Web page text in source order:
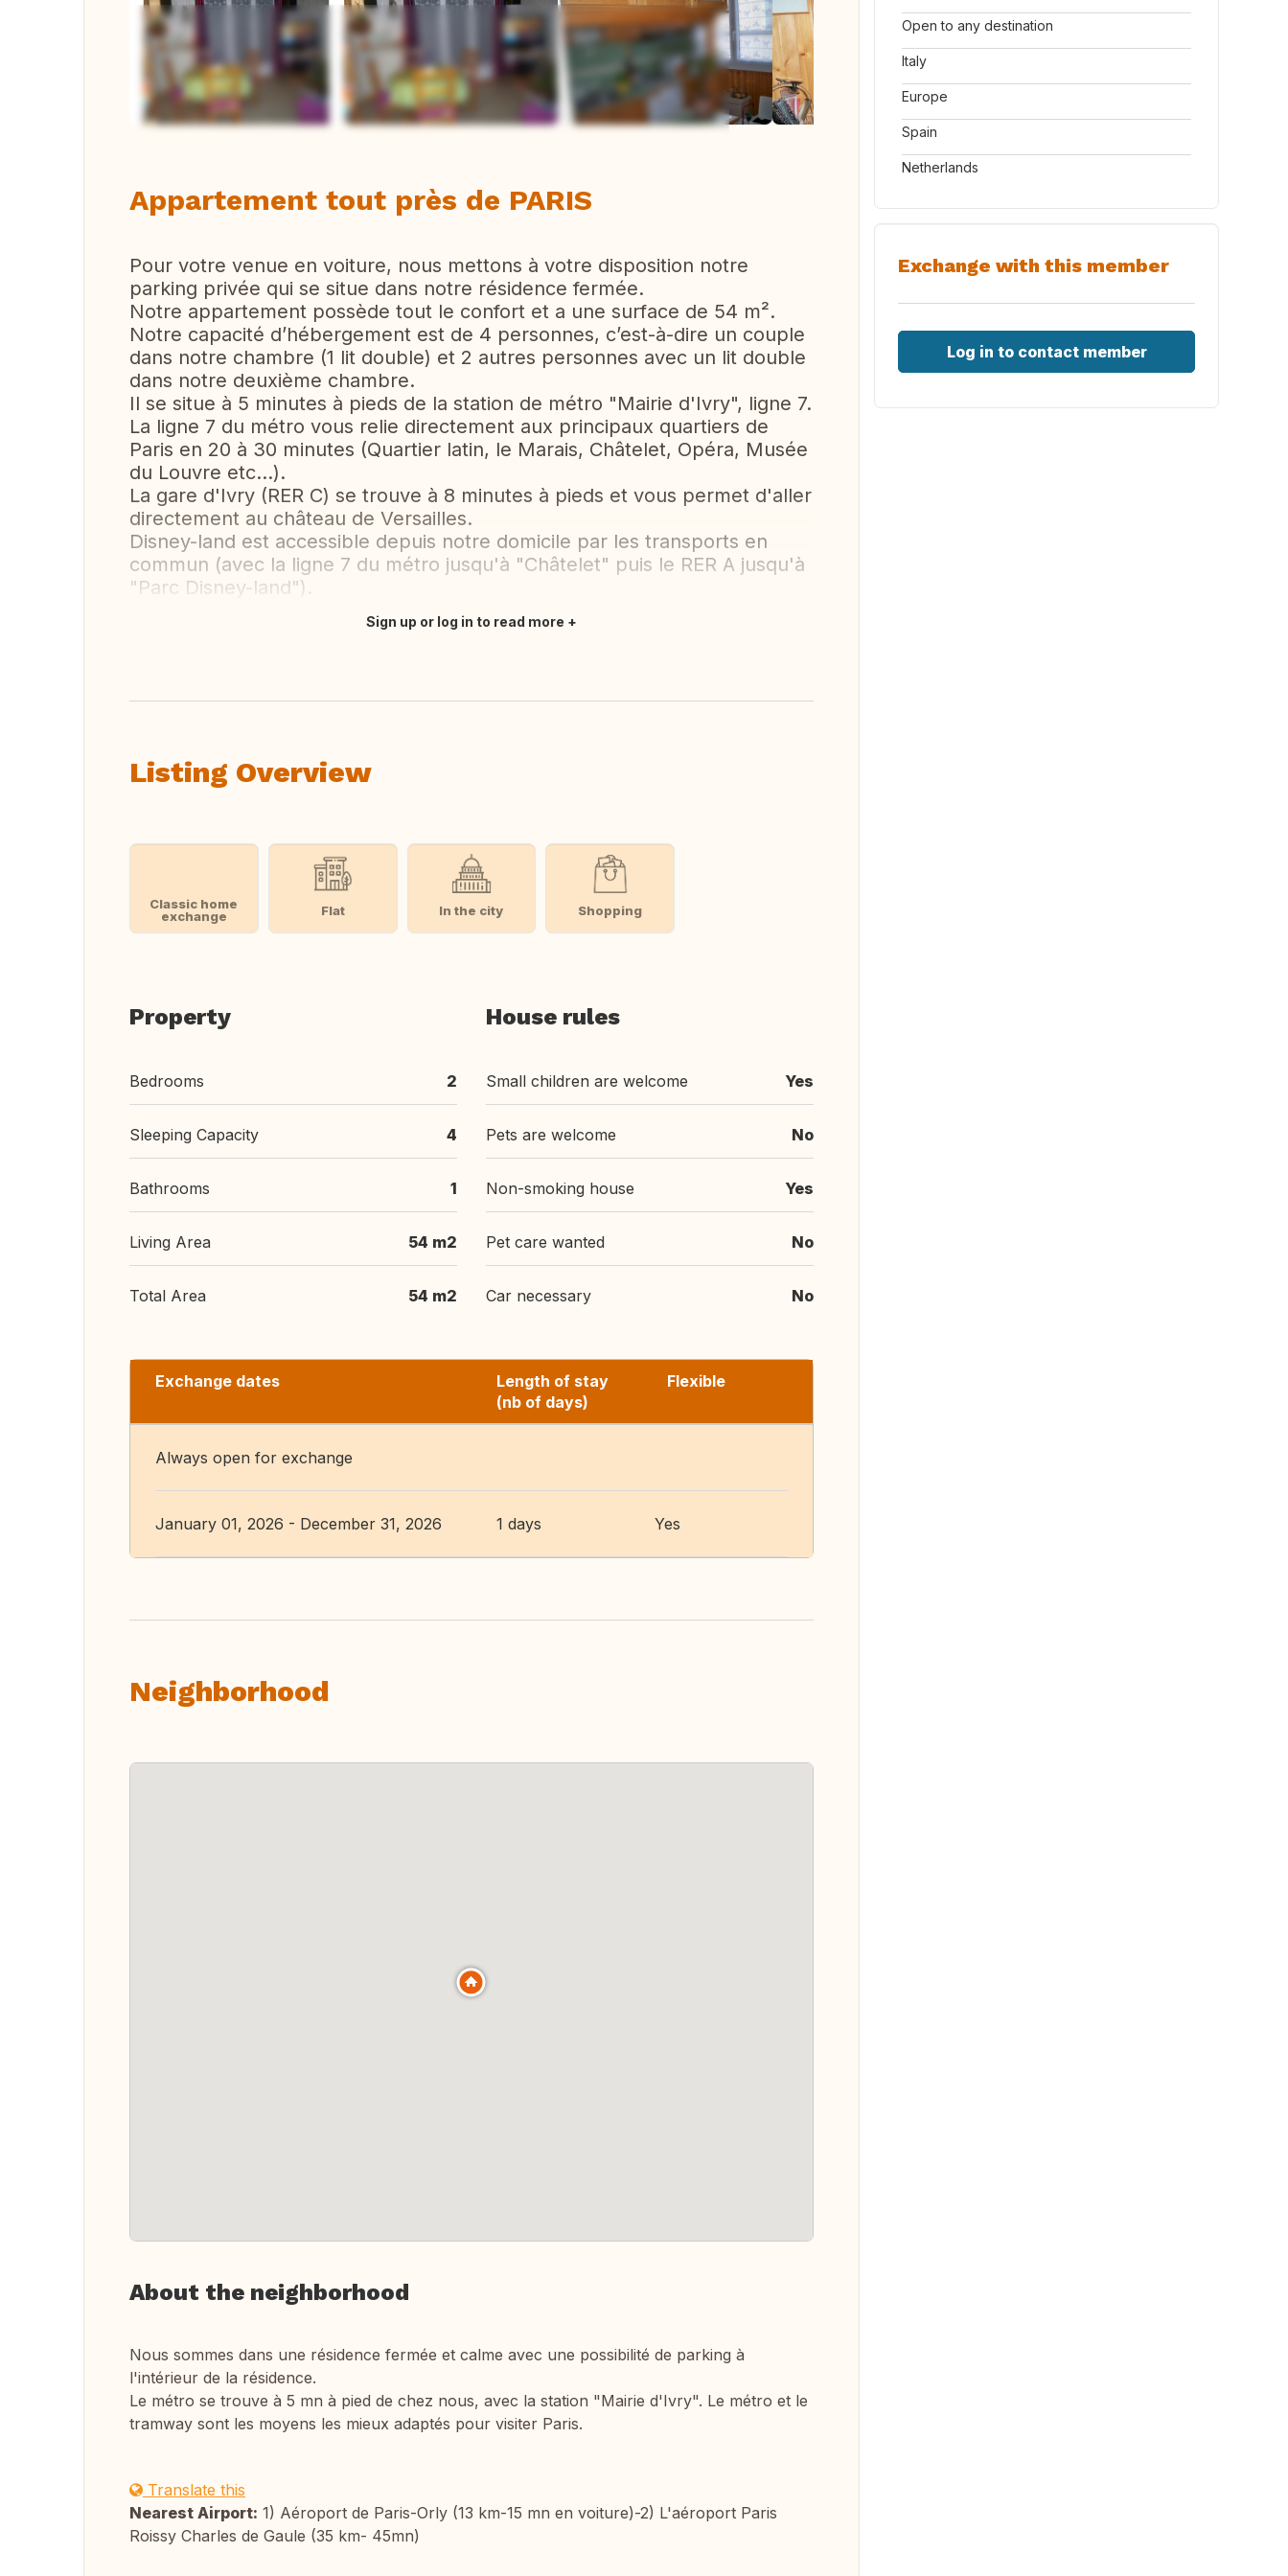
View all photos
Appartement tout près de PARIS
Pour votre venue en voiture, nous mettons à votre disposition notre
parking privée qui se situe dans notre résidence fermée.
Notre appartement possède tout le confort et a une surface de 54 m².
Notre capacité d’hébergement est de 4 personnes, c’est-à-dire un couple
dans notre chambre (1 lit double) et 2 autres personnes avec un lit double
dans notre deuxième chambre.
Il se situe à 5 minutes à pieds de la station de métro "Mairie d'Ivry", ligne 7.
La ligne 7 du métro vous relie directement aux principaux quartiers de
Paris en 20 à 30 minutes (Quartier latin, le Marais, Châtelet, Opéra, Musée
du Louvre etc...).
La gare d'Ivry (RER C) se trouve à 8 minutes à pieds et vous permet d'aller
directement au château de Versailles.
Disney-land est accessible depuis notre domicile par les transports en
commun (avec la ligne 7 du métro jusqu'à "Châtelet" puis le RER A jusqu'à
"Parc Disney-land").
Sign up or log in to read more
Listing Overview
Classic home
exchange
Flat In the city Shopping
Property
Bedrooms 2
Sleeping Capacity 4
Bathrooms 1
Living Area 54 m2
Total Area 54 m2
House rules
Small children are welcome Yes
Pets are welcome No
Non-smoking house Yes
Pet care wanted No
Car necessary No
Exchange dates
Length of stay
(nb of days)
Flexible
Always open for exchange
January 01, 2026 - December 31, 2026 1 days Yes
Neighborhood
About the neighborhood
Nous sommes dans une résidence fermée et calme avec une possibilité de parking à
l'intérieur de la résidence.
Le métro se trouve à 5 mn à pied de chez nous, avec la station "Mairie d'Ivry". Le métro et le
tramway sont les moyens les mieux adaptés pour visiter Paris.
Translate this
Nearest Airport: 1) Aéroport de Paris-Orly (13 km-15 mn en voiture)-2) L'aéroport Paris
Roissy Charles de Gaule (35 km- 45mn)
Open to any destination
Italy
Europe
Spain
Netherlands
Exchange with this member
Log in to contact member